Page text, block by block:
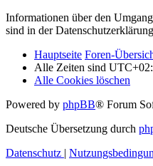
Informationen über den
sind in der
Hauptseite Foren-
Alle Zeiten sind
Alle Cookies löschen
Powered by phpBB® Forum
Deutsche Übersetzung durch
Datenschutz |